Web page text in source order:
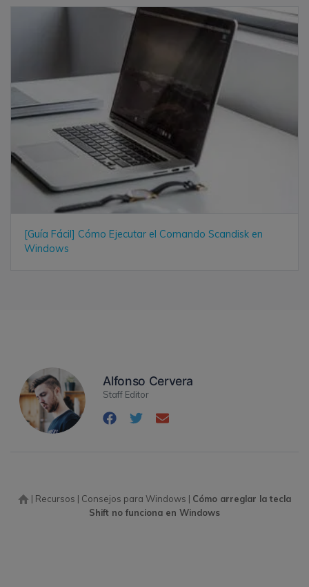
[Guía Fácil] Cómo Ejecutar el Comando Scandisk en
Windows
Alfonso Cervera
Staff Editor
| Recursos | Consejos para Windows | Cómo arreglar la tecla
Shift no funciona en Windows